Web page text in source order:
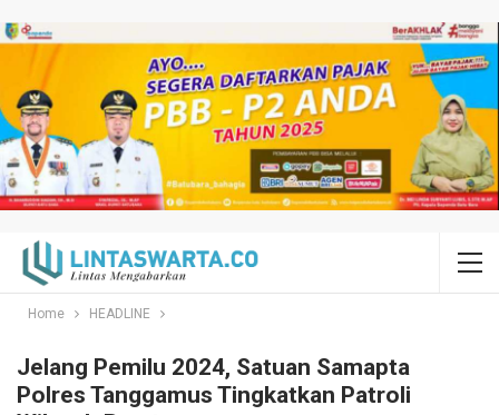
Home HEADLINE
Jelang Pemilu 2024, Satuan Samapta
Polres Tanggamus Tingkatkan Patroli